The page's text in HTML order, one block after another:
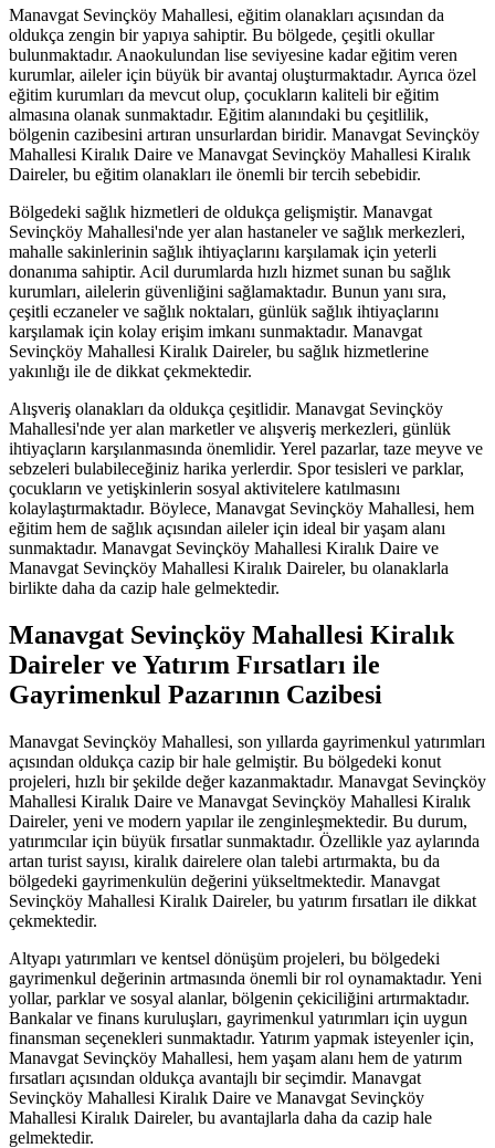
Manavgat Sevinçköy Mahallesi, eğitim olanakları açısından da
oldukça zengin bir yapıya sahiptir. Bu bölgede, çeşitli okullar
bulunmaktadır. Anaokulundan lise seviyesine kadar eğitim veren
kurumlar, aileler için büyük bir avantaj oluşturmaktadır. Ayrıca özel
eğitim kurumları da mevcut olup, çocukların kaliteli bir eğitim
almasına olanak sunmaktadır. Eğitim alanındaki bu çeşitlilik,
bölgenin cazibesini artıran unsurlardan biridir. Manavgat Sevinçköy
Mahallesi Kiralık Daire ve Manavgat Sevinçköy Mahallesi Kiralık
Daireler, bu eğitim olanakları ile önemli bir tercih sebebidir.
Bölgedeki sağlık hizmetleri de oldukça gelişmiştir. Manavgat
Sevinçköy Mahallesi'nde yer alan hastaneler ve sağlık merkezleri,
mahalle sakinlerinin sağlık ihtiyaçlarını karşılamak için yeterli
donanıma sahiptir. Acil durumlarda hızlı hizmet sunan bu sağlık
kurumları, ailelerin güvenliğini sağlamaktadır. Bunun yanı sıra,
çeşitli eczaneler ve sağlık noktaları, günlük sağlık ihtiyaçlarını
karşılamak için kolay erişim imkanı sunmaktadır. Manavgat
Sevinçköy Mahallesi Kiralık Daireler, bu sağlık hizmetlerine
yakınlığı ile de dikkat çekmektedir.
Alışveriş olanakları da oldukça çeşitlidir. Manavgat Sevinçköy
Mahallesi'nde yer alan marketler ve alışveriş merkezleri, günlük
ihtiyaçların karşılanmasında önemlidir. Yerel pazarlar, taze meyve ve
sebzeleri bulabileceğiniz harika yerlerdir. Spor tesisleri ve parklar,
çocukların ve yetişkinlerin sosyal aktivitelere katılmasını
kolaylaştırmaktadır. Böylece, Manavgat Sevinçköy Mahallesi, hem
eğitim hem de sağlık açısından aileler için ideal bir yaşam alanı
sunmaktadır. Manavgat Sevinçköy Mahallesi Kiralık Daire ve
Manavgat Sevinçköy Mahallesi Kiralık Daireler, bu olanaklarla
birlikte daha da cazip hale gelmektedir.
Manavgat Sevinçköy Mahallesi Kiralık
Daireler ve Yatırım Fırsatları ile
Gayrimenkul Pazarının Cazibesi
Manavgat Sevinçköy Mahallesi, son yıllarda gayrimenkul yatırımları
açısından oldukça cazip bir hale gelmiştir. Bu bölgedeki konut
projeleri, hızlı bir şekilde değer kazanmaktadır. Manavgat Sevinçköy
Mahallesi Kiralık Daire ve Manavgat Sevinçköy Mahallesi Kiralık
Daireler, yeni ve modern yapılar ile zenginleşmektedir. Bu durum,
yatırımcılar için büyük fırsatlar sunmaktadır. Özellikle yaz aylarında
artan turist sayısı, kiralık dairelere olan talebi artırmakta, bu da
bölgedeki gayrimenkulün değerini yükseltmektedir. Manavgat
Sevinçköy Mahallesi Kiralık Daireler, bu yatırım fırsatları ile dikkat
çekmektedir.
Altyapı yatırımları ve kentsel dönüşüm projeleri, bu bölgedeki
gayrimenkul değerinin artmasında önemli bir rol oynamaktadır. Yeni
yollar, parklar ve sosyal alanlar, bölgenin çekiciliğini artırmaktadır.
Bankalar ve finans kuruluşları, gayrimenkul yatırımları için uygun
finansman seçenekleri sunmaktadır. Yatırım yapmak isteyenler için,
Manavgat Sevinçköy Mahallesi, hem yaşam alanı hem de yatırım
fırsatları açısından oldukça avantajlı bir seçimdir. Manavgat
Sevinçköy Mahallesi Kiralık Daire ve Manavgat Sevinçköy
Mahallesi Kiralık Daireler, bu avantajlarla daha da cazip hale
gelmektedir.